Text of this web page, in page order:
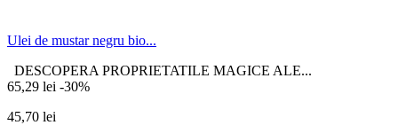
Ulei de mustar negru bio...
DESCOPERA PROPRIETATILE MAGICE ALE...
65,29 lei -30%
45,70 lei